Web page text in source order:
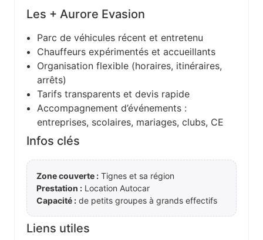
Les + Aurore Evasion
Parc de véhicules récent et entretenu
Chauffeurs expérimentés et accueillants
Organisation flexible (horaires, itinéraires,
arrêts)
Tarifs transparents et devis rapide
Accompagnement d’événements :
entreprises, scolaires, mariages, clubs, CE
Infos clés
Zone couverte : Tignes et sa région
Prestation : Location Autocar
Capacité : de petits groupes à grands effectifs
Liens utiles